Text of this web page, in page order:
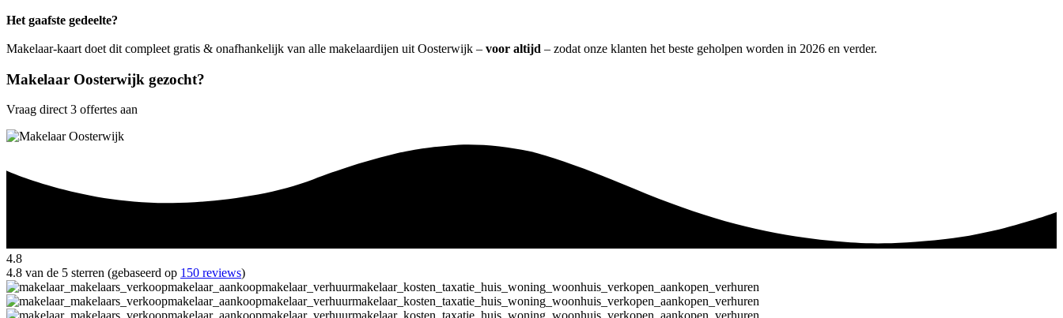
Het gaafste gedeelte?
Makelaar-kaart doet dit compleet gratis & onafhankelijk van alle makelaardijen uit Oosterwijk – voor altijd – zodat onze klanten het beste geholpen worden in 2026 en verder.
Makelaar Oosterwijk gezocht?
Vraag direct 3 offertes aan
4.8
4.8 van de 5 sterren (gebaseerd op 150 reviews)